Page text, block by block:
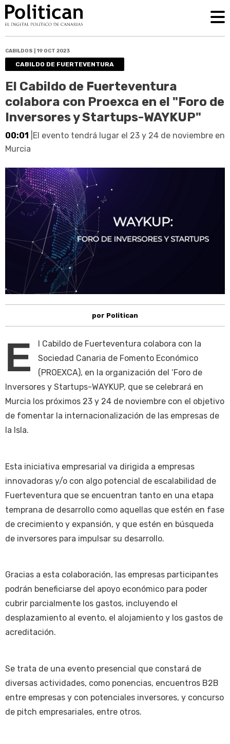
CABILDOS | 19 OCT 2023
CABILDO DE FUERTEVENTURA
El Cabildo de Fuerteventura
colabora con Proexca en el "Foro de
Inversores y Startups-WAYKUP"
00:01 |El evento tendrá lugar el 23 y 24 de noviembre en
Murcia
por Politican
E
l Cabildo de Fuerteventura colabora con la
Sociedad Canaria de Fomento Económico
(PROEXCA), en la organización del ‘Foro de
Inversores y Startups-WAYKUP, que se celebrará en
Murcia los próximos 23 y 24 de noviembre con el objetivo
de fomentar la internacionalización de las empresas de
la Isla.
Esta iniciativa empresarial va dirigida a empresas
innovadoras y/o con algo potencial de escalabilidad de
Fuerteventura que se encuentran tanto en una etapa
temprana de desarrollo como aquellas que estén en fase
de crecimiento y expansión, y que estén en búsqueda
de inversores para impulsar su desarrollo.
Gracias a esta colaboración, las empresas participantes
podrán beneficiarse del apoyo económico para poder
cubrir parcialmente los gastos, incluyendo el
desplazamiento al evento, el alojamiento y los gastos de
acreditación.
Se trata de una evento presencial que constará de
diversas actividades, como ponencias, encuentros B2B
entre empresas y con potenciales inversores, y concurso
de pitch empresariales, entre otros.